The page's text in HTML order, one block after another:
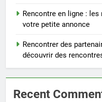
Rencontre en ligne :
votre petite annonce
Rencontrer des
découvrir des
Recent